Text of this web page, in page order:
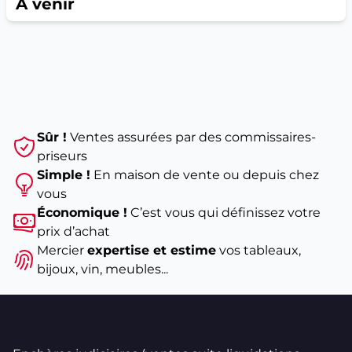
meilleures voitures de sport de luxe disponibles sur le
large gamme de fonctions de sécurité. Ce modèle de
BWM est l’un des SUV les plus fiables sur le marché.
BMW Série 6
– Ce modèle est élégant et luxueux
de bout en bout. C’est une BMW haut de gamme
possédant un habitacle luxueux et un large coffre. Les
performances de ce véhicule ne sont pas en reste
avec une puissance extrêmement attrayante grâce à
son moteur diesel bi-turbo de 3,0 litres.
BMW Série 5
pilier de la gamme qui combine conduite dynamique
À venir
Sûr ! Ventes assurées par des commissaires-
priseurs
Simple ! En maison de vente ou depuis chez
vous
Économique ! C’est vous qui définissez votre
prix d’achat
Mercier expertise et estimevos tableaux,
bijoux, vin, meubles...